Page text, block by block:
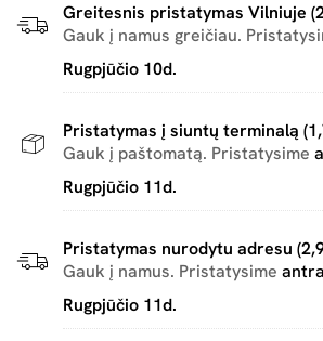
Greitesnis pristatymas Vilniuje
Gauk į namus greičiau.
Rugpjūčio 10d.
Pristatymas į siuntų terminalą
Gauk į paštomatą. Pristatysime
Rugpjūčio 11d.
Pristatymas nurodytu adresu
Gauk į namus. Pristatysime
Rugpjūčio 11d.